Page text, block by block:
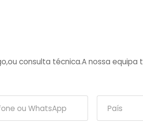
consulta técnica.A nossa equipa